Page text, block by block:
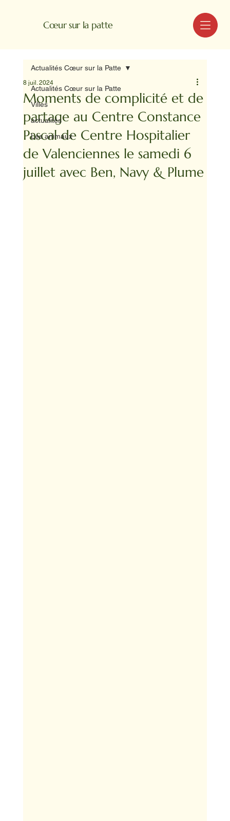
Cœur sur la patte MENU
Actualités Cœur sur la Patte
Villes
actualités
Les animaux
Actualités Cœur sur la Patte
Moments de complicité et de
partage au Centre Constance
Pascal de Centre Hospitalier
de Valenciennes le samedi 6
juillet avec Ben, Navy & Plume
8 juil. 2024